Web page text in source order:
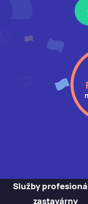
Služby
zastavárny